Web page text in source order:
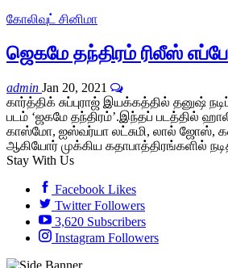
கோலிவுட் சினிமா
ஜெகமே தந்திரம் ரிலீஸ்
admin Jan 20, 2021
கார்த்திக் சுப்புராஜ் இயக்கத்தில் தனுஷ்
படம் ‘ஜகமே தந்திரம்’.இந்தப் படத்தில்
காஸ்மோ, ஐஸ்வர்யா லட்சுமி, லால் ஜோஸ்,
ஆகியோர் முக்கிய கதாபாத்திரங்களில்
Stay With Us
Facebook Likes
Twitter Followers
3,620 Subscribers
Instagram Followers